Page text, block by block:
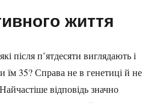
життя
після п’ятдесяти виглядають і
їм 35? Справа не в генетиці й не
відповідь значно